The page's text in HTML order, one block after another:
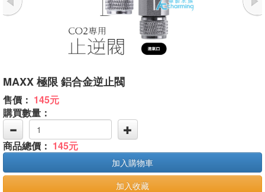
MAXX 極限 鋁合金逆止閥
售價： 145元
購買數量：
商品總價： 145元
加入購物車
加入收藏